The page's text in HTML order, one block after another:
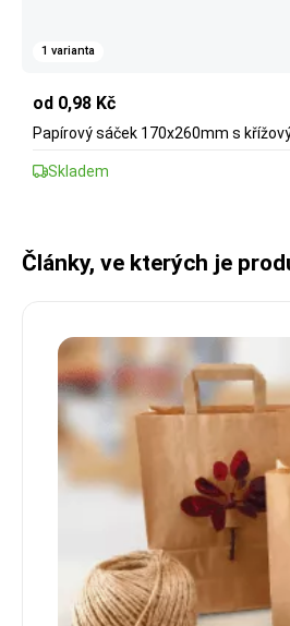
1 varianta
od 0,98 Kč
Papírový sáček 170x260mm s
Skladem
Články, ve kterých je